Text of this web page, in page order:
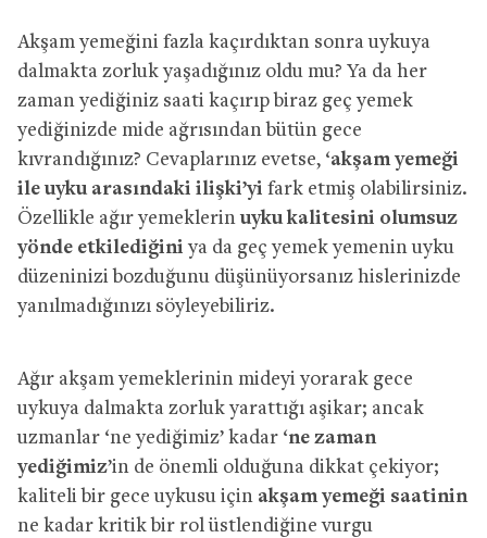
Akşam yemeğini fazla kaçırdıktan sonra uykuya
dalmakta zorluk yaşadığınız oldu mu? Ya da her
zaman yediğiniz saati kaçırıp biraz geç yemek
yediğinizde mide ağrısından bütün gece
kıvrandığınız? Cevaplarınız evetse, ‘akşam yemeği
ile uyku arasındaki ilişki’yi fark etmiş olabilirsiniz.
Özellikle ağır yemeklerinuyku kalitesini olumsuz
yönde etkilediğini ya da geç yemek yemenin uyku
düzeninizi bozduğunu düşünüyorsanız hislerinizde
yanılmadığınızı söyleyebiliriz.
Ağır akşam yemeklerinin mideyi yorarak gece
uykuya dalmakta zorluk yarattığı aşikar; ancak
uzmanlar ‘ne yediğimiz’ kadar ‘ne zaman
yediğimiz’in de önemli olduğuna dikkat çekiyor;
kaliteli bir gece uykusu için akşam yemeği saatinin
ne kadar kritik bir rol üstlendiğine vurgu